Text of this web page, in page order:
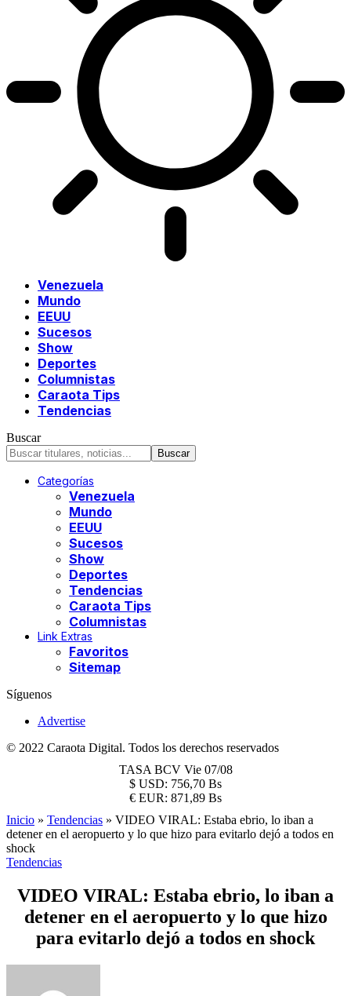
Venezuela
Mundo
EEUU
Sucesos
Show
Deportes
Columnistas
Caraota Tips
Tendencias
Buscar
Categorías
Venezuela
Mundo
EEUU
Sucesos
Show
Deportes
Tendencias
Caraota Tips
Columnistas
Link Extras
Favoritos
Sitemap
Síguenos
Advertise
© 2022 Caraota Digital. Todos los derechos reservados
TASA BCV Vie 07/08
$ USD: 756,70 Bs
€ EUR: 871,89 Bs
Inicio » Tendencias » VIDEO VIRAL: Estaba ebrio, lo iban a
detener en el aeropuerto y lo que hizo para evitarlo dejó a todos en
shock
Tendencias
VIDEO VIRAL: Estaba ebrio, lo iban a
detener en el aeropuerto y lo que hizo
para evitarlo dejó a todos en shock